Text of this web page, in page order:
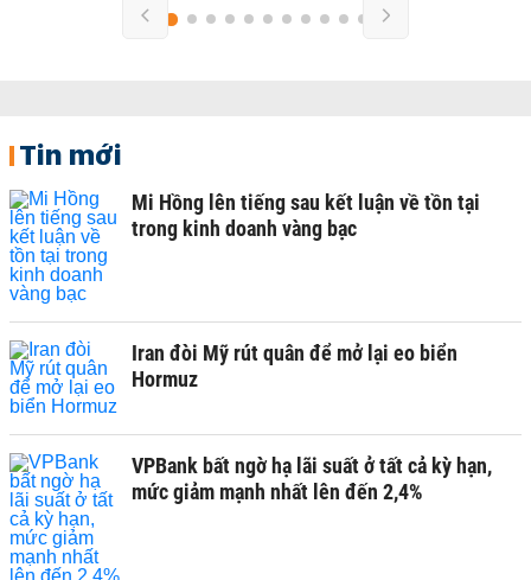
Tin mới
Mi Hồng lên tiếng sau kết luận về tồn tại
trong kinh doanh vàng bạc
Iran đòi Mỹ rút quân để mở lại eo biển
Hormuz
VPBank bất ngờ hạ lãi suất ở tất cả kỳ hạn,
mức giảm mạnh nhất lên đến 2,4%